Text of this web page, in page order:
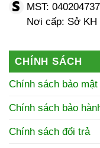
MST:
Nơi cấp: Sở
CHÍNH SÁCH
Chính sách bảo mật
Chính sách bảo
Chính sách đổi trả